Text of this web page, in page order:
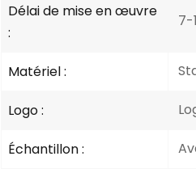
Délai de mise en œuvre
:
7-
Matériel :
Logo :
Échantillon :